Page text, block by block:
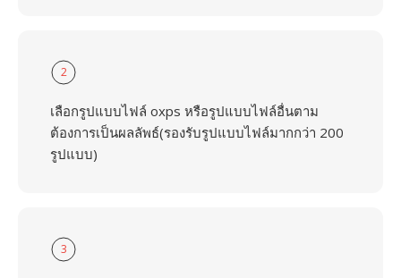
2
เลือกรูปแบบไฟล์ oxps หรือรูปแบบไฟล์อื่นตาม
ต้องการเป็นผลลัพธ์(รองรับรูปแบบไฟล์มากกว่า 200
รูปแบบ)
3